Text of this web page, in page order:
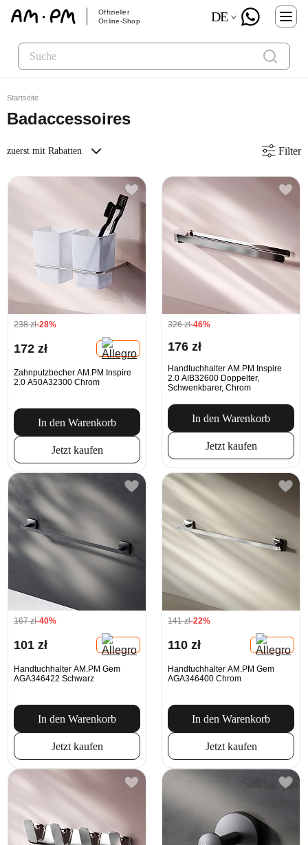
Offizieller
Online-Shop
DE
Startseite
Badaccessoires
zuerst mit Rabatten Filter
238 zł-28%
172 zł
Zahnputzbecher AM.PM Inspire
2.0 A50A32300 Chrom
In den Warenkorb
Jetzt kaufen
326 zł-46%
176 zł
Handtuchhalter AM.PM Inspire
2.0 AIB32600 Doppelter,
Schwenkbarer, Chrom
In den Warenkorb
Jetzt kaufen
167 zł-40%
101 zł
Handtuchhalter AM.PM Gem
AGA346422 Schwarz
In den Warenkorb
Jetzt kaufen
141 zł-22%
110 zł
Handtuchhalter AM.PM Gem
AGA346400 Chrom
In den Warenkorb
Jetzt kaufen